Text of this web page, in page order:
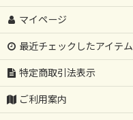
マイページ
最近チェックしたアイテム
特定商取引法表示
ご利用案内